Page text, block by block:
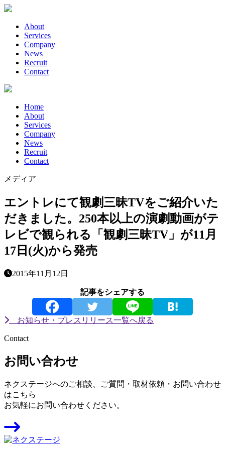
About
Services
Company
News
Recruit
Contact
Home
About
Services
Company
News
Recruit
Contact
メディア
エントレにて観劇三昧TVをご紹介いた
だきました。250本以上の演劇動画がテ
レビで観られる「観劇三昧TV」が11月
17日(火)から発売
2015年11月12日
記事をシェアする
お知らせ・プレスリリース一覧へ戻る
Contact
お問い合わせ
ネクステージへのご相談、ご質問・取材依頼・お問い合わせ
はこちら
お気軽にお問い合わせください。